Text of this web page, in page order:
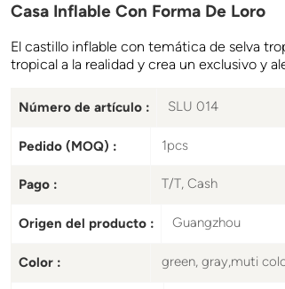
Casa Inflable Con Forma De Loro
El castillo inflable con temática de selva
tropical a la realidad y crea un exclusivo y
Número de artículo : SLU 014
Pedido (MOQ) : 1pcs
Pago : T/T, Cash
Origen del producto : Guangzhou
Color : green, gray,muti